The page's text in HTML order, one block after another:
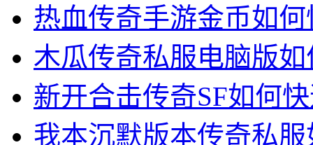
热血传奇手游金币如
木瓜传奇私服电脑版
新开合击传奇SF如何
我本沉默版本传奇私